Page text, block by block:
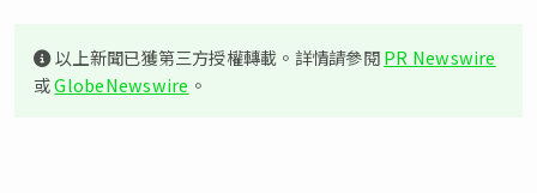
以上新聞已獲第三方授權轉載。詳情請參閱PR Newswire
或GlobeNewswire 。